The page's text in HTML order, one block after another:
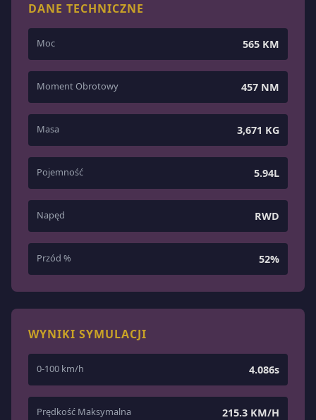
DANE TECHNICZNE
Moc 565 KM
Moment Obrotowy 457 NM
Masa 3,671 KG
Pojemność 5.94L
Napęd RWD
Przód % 52%
WYNIKI SYMULACJI
0-100 km/h 4.086s
Prędkość Maksymalna 215.3 KM/H